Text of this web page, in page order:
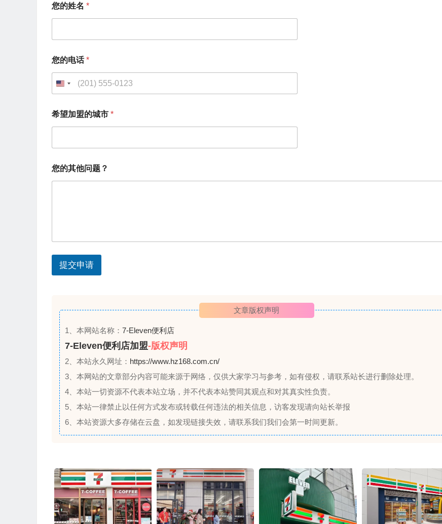
您的姓名 *
您
的
电
您的电话*
U
i
e
d
S
e
s
+
希望加盟的城市 *
您的其他问题？
提交申请
文章版权声明
1、本网站名称： 7-Eleven便利店
7-Eleven便利店加盟-版权声明
2、本站永久网址： https://www.hz168.com.cn/
3、本网站的文章部分内容可能来源于网络，仅供大家学习与参考，如有侵权，请联系站长进行删除处理。
4、本站一切资源不代表本站立场，并不代表本站赞同其观点和对其真实性负责。
5、本站一律禁止以任何方式发布或转载任何违法的相关信息，访客发现请向站长举报
6、本站资源大多存储在云盘，如发现链接失效，请联系我们我们会第一时间更新。